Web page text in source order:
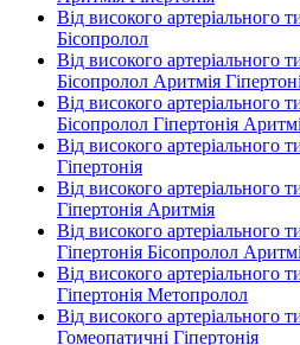
Від високого артеріального
Бісопролол
Від високого артеріального
Бісопролол Аритмія
Від високого артеріального
Бісопролол Гіпертонія
Від високого артеріального
Гіпертонія
Від високого артеріального
Гіпертонія Аритмія
Від високого артеріального
Гіпертонія Бісопролол
Від високого артеріального
Гіпертонія Метопролол
Від високого артеріального
Гомеопатичні Гіпертонія